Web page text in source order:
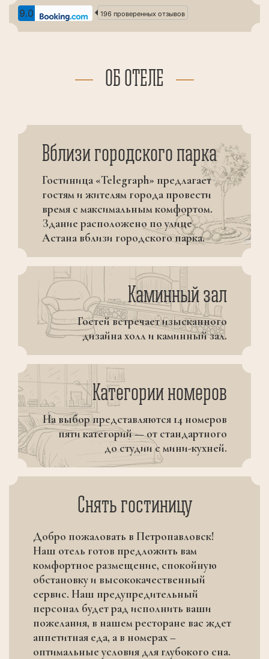
9.0 196 проверенных отзывов
ОБ ОТЕЛЕ
Вблизи городского парка
Гостиница «Telegraph» предлагает
гостям и жителям города провести
время с максимальным комфортом.
Здание расположено по улице
Астана вблизи городского парка.
Каминный зал
Гостей встречает изысканного
дизайна холл и каминный зал.
Kатегории номеров
На выбор представляются 14 номеров
пяти категорий — от стандартного
до студии с мини-кухней.
Снять гостиницу
Добро пожаловать в Петропавловск!
Наш отель готов предложить вам
комфортное размещение, спокойную
обстановку и высококачественный
сервис. Наш предупредительный
персонал будет рад исполнить ваши
пожелания, в нашем ресторане вас ждет
аппетитная еда, а в номерах –
оптимальные условия для глубокого сна.